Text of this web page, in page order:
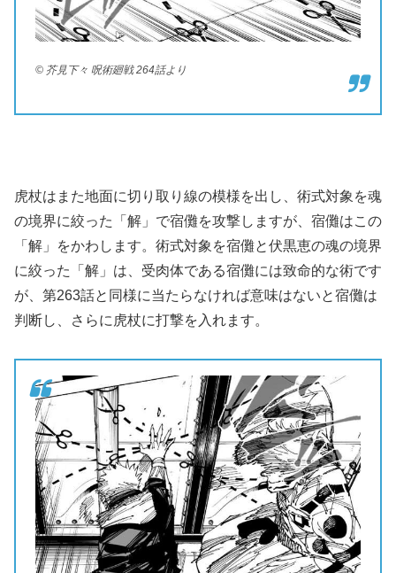
© 芥見下々 呪術廻戦 264話より
虎杖はまた地面に切り取り線の模様を出し、術式対象を魂
の境界に絞った「解」で宿儺を攻撃しますが、宿儺はこの
「解」をかわします。術式対象を宿儺と伏黒恵の魂の境界
に絞った「解」は、受肉体である宿儺には致命的な術です
が、第263話と同様に当たらなければ意味はないと宿儺は
判断し、さらに虎杖に打撃を入れます。